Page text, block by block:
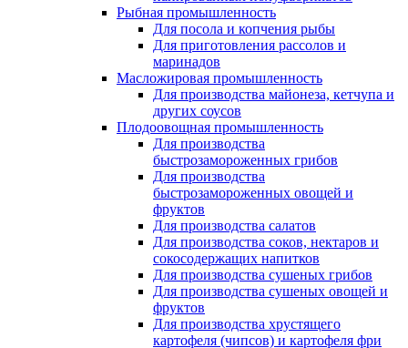
Рыбная промышленность
Для посола и копчения рыбы
Для приготовления рассолов и
маринадов
Масложировая промышленность
Для производства майонеза, кетчупа и
других соусов
Плодоовощная промышленность
Для производства
быстрозамороженных грибов
Для производства
быстрозамороженных овощей и
фруктов
Для производства салатов
Для производства соков, нектаров и
сокосодержащих напитков
Для производства сушеных грибов
Для производства сушеных овощей и
фруктов
Для производства хрустящего
картофеля (чипсов) и картофеля фри